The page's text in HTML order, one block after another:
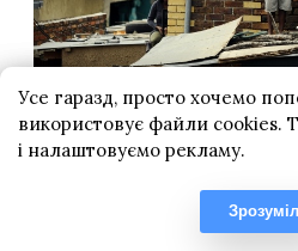
Усе гаразд, просто хочемо
використовує файли cookies.
і налаштовуємо рекламу.